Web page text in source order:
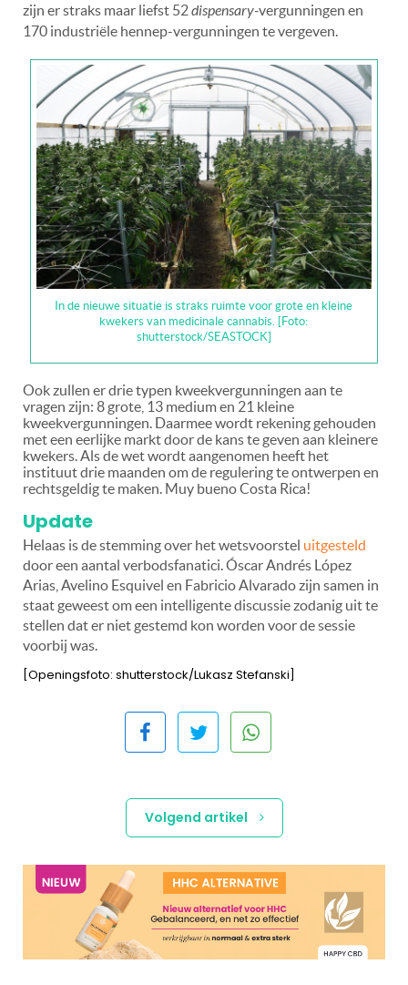
zijn er straks maar liefst 52dispensary-vergunningen en
170 industriële hennep-vergunningen te vergeven.
In de nieuwe situatie is straks ruimte voor grote en kleine
kwekers van medicinale cannabis. [Foto:
shutterstock/SEASTOCK]
Ook zullen er drie typen kweekvergunningen aan te
vragen zijn: 8 grote, 13 medium en 21 kleine
kweekvergunningen. Daarmee wordt rekening gehouden
met een eerlijke markt door de kans te geven aan kleinere
kwekers. Als de wet wordt aangenomen heeft het
instituut drie maanden om de regulering te ontwerpen en
rechtsgeldig te maken. Muy bueno Costa Rica!
Update
Helaas is de stemming over het wetsvoorstel uitgesteld
door een aantal verbodsfanatici. Óscar Andrés López
Arias, Avelino Esquivel en Fabricio Alvarado zijn samen in
staat geweest om een intelligente discussie zodanig uit te
stellen dat er niet gestemd kon worden voor de sessie
voorbij was.
[Openingsfoto: shutterstock/Lukasz Stefanski]
Volgend artikel